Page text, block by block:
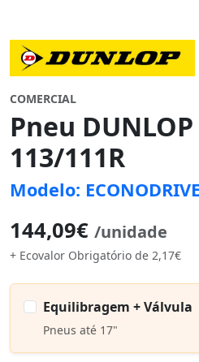
COMERCIAL
Pneu
113/111R
Modelo: ECONODRIVE
144,09€ /unidade
+ Ecovalor Obrigatório de 2,17€
Equilibragem + Válvula
Pneus até 17"